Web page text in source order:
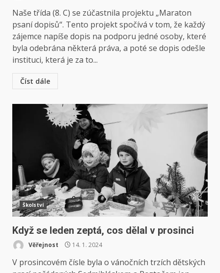
Naše třída (8. C) se zúčastnila projektu „Maraton
psaní dopisů“. Tento projekt spočívá v tom, že každý
zájemce napíše dopis na podporu jedné osoby, které
byla odebrána některá práva, a poté se dopis odešle
instituci, která je za to...
Číst dále
Školství
Když se leden zeptá, cos dělal v prosinci
Věřejnost 14. 1. 2024
V prosincovém čísle byla o vánočních trzích dětských